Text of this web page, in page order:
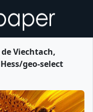
Viechtach,
geo-select